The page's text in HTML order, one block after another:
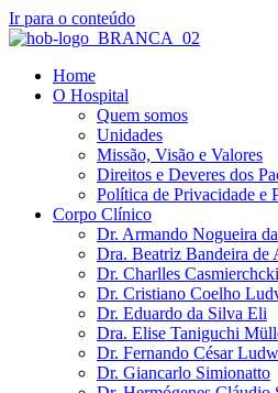
Ir para o conteúdo
Home
O Hospital
Quem somos
Unidades
Missão, Visão e Valores
Direitos e Deveres dos
Política de Privacidade e
Corpo Clínico
Dr. Armando Nogueira
Dra. Beatriz Bandeira de
Dr. Charlles
Dr. Cristiano Coelho
Dr. Eduardo da Silva Eli
Dra. Elise Taniguchi
Dr. Fernando César
Dr. Giancarlo Simionatto